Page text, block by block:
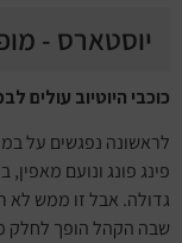
יוסטארס -
כוכבי היוטיוב עולים
לראשונה נפגשים על
פינג פונג ונועם
שבה הקהל הופך לחלק